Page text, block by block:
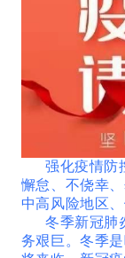
强化疫情防
懈怠、不侥幸
中高风险地区
冬季新冠肺
务艰巨。冬季